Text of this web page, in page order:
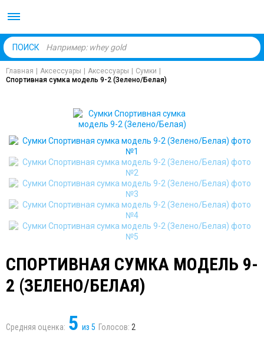
ПОИСК
Главная Аксессуары Аксессуары Сумки
Спортивная сумка модель 9-2 (Зелено/Белая)
СПОРТИВНАЯ СУМКА МОДЕЛЬ 9-
2 (ЗЕЛЕНО/БЕЛАЯ)
Средняя оценка: 5 из 5 Голосов: 2